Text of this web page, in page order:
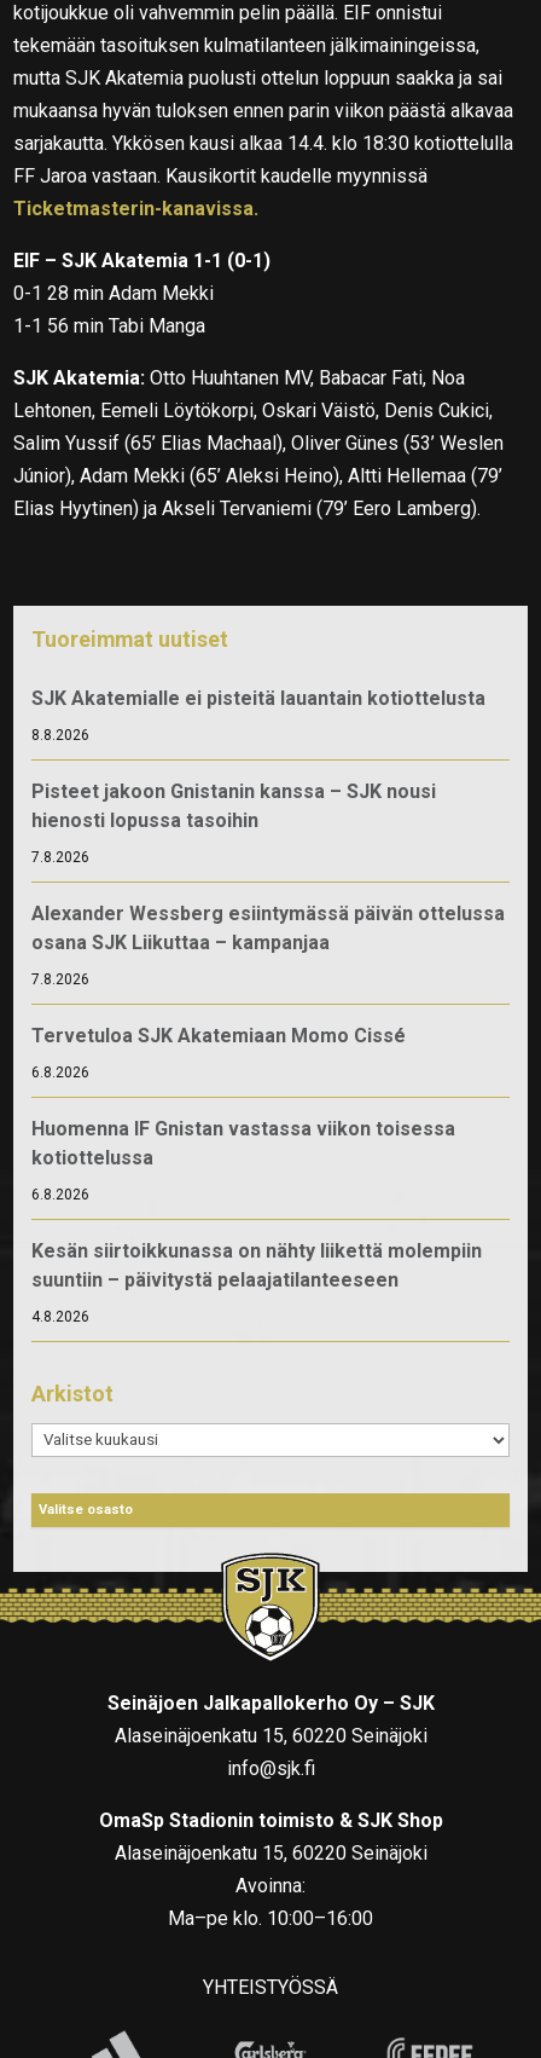
kotijoukkue oli vahvemmin pelin päällä. EIF onnistui
tekemään tasoituksen kulmatilanteen jälkimainingeissa,
mutta SJK Akatemia puolusti ottelun loppuun saakka ja sai
mukaansa hyvän tuloksen ennen parin viikon päästä alkavaa
sarjakautta. Ykkösen kausi alkaa 14.4. klo 18:30 kotiottelulla
FF Jaroa vastaan. Kausikortit kaudelle myynnissä
Ticketmasterin-kanavissa.
EIF – SJK Akatemia 1-1 (0-1)
0-1 28 min Adam Mekki
1-1 56 min Tabi Manga
SJK Akatemia: Otto Huuhtanen MV, Babacar Fati, Noa
Lehtonen, Eemeli Löytökorpi, Oskari Väistö, Denis Cukici,
Salim Yussif (65’ Elias Machaal), Oliver Günes (53’ Weslen
Júnior), Adam Mekki (65’ Aleksi Heino), Altti Hellemaa (79’
Elias Hyytinen) ja Akseli Tervaniemi (79’ Eero Lamberg).
Tuoreimmat uutiset
SJK Akatemialle ei pisteitä lauantain kotiottelusta
8.8.2026
Pisteet jakoon Gnistanin kanssa – SJK nousi
hienosti lopussa tasoihin
7.8.2026
Alexander Wessberg esiintymässä päivän ottelussa
osana SJK Liikuttaa – kampanjaa
7.8.2026
Tervetuloa SJK Akatemiaan Momo Cissé
6.8.2026
Huomenna IF Gnistan vastassa viikon toisessa
kotiottelussa
6.8.2026
Kesän siirtoikkunassa on nähty liikettä molempiin
suuntiin – päivitystä pelaajatilanteeseen
4.8.2026
Arkistot
Arkistot
Seinäjoen Jalkapallokerho Oy – SJK
Alaseinäjoenkatu 15, 60220 Seinäjoki
info@sjk.fi
OmaSp Stadionin toimisto & SJK Shop
Alaseinäjoenkatu 15, 60220 Seinäjoki
Avoinna:
Ma–pe klo. 10:00–16:00
YHTEISTYÖSSÄ